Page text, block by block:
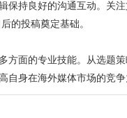
保持良好的沟通互动。关
的投稿奠定基础。
方面的专业技能。从选题
身在海外媒体市场的竞争